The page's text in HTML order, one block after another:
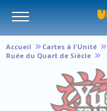
Accueil Cartes à l'Unité
Ruée du Quart de Siècle